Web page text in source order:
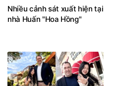
Nhiều cảnh sát xuất hiện tại
nhà Huấn "Hoa Hồng"